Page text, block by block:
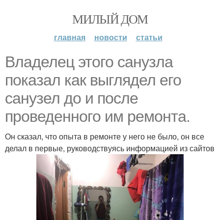
МИЛЫЙ ДОМ
главная новости статьи
Владелец этого санузла
показал как выглядел его
санузел до и после
проведенного им ремонта.
Он сказал, что опыта в ремонте у него не было, он все
делал в первые, руководствуясь информацией из сайтов